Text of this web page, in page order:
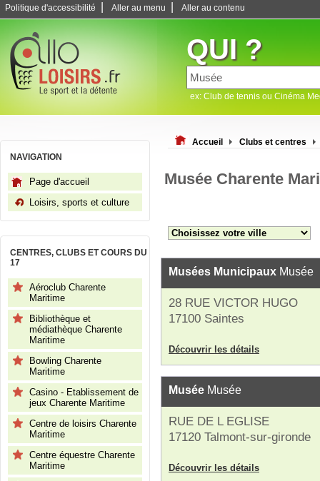
Politique d'accessibilité Aller au menu Aller au contenu
QUI ?
ex: Club de tennis ou Cinéma
NAVIGATION
Page d'accueil
Loisirs, sports et culture
CENTRES, CLUBS ET COURS DU
17
Aéroclub Charente
Maritime
Bibliothèque et
médiathèque Charente
Maritime
Bowling Charente
Maritime
Casino - Etablissement de
jeux Charente Maritime
Centre de loisirs Charente
Maritime
Centre équestre Charente
Maritime
Accueil Clubs et centres
Musée Charente
Musées Municipaux Musée
28 RUE VICTOR HUGO
17100 Saintes
Découvrir les détails
Musée Musée
RUE DE L EGLISE
17120 Talmont-sur-gironde
Découvrir les détails